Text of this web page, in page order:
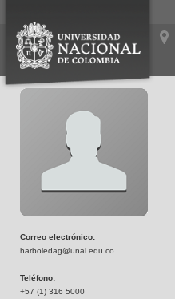
Correo electrónico:
harboledag@unal.edu.co
Teléfono:
+57 (1) 316 5000